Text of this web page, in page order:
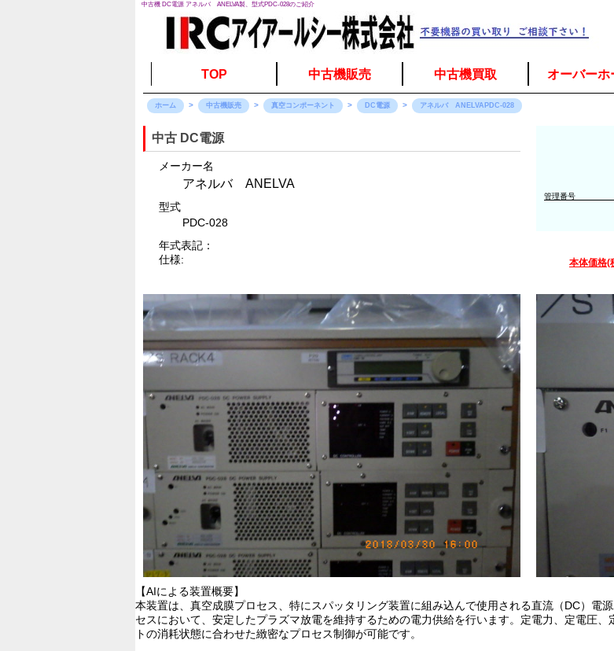
中古機 DC電源 アネルバ ANELVA製、型式PDC-028のご紹介
TOP 中古機販売 中古機買取 オーバーホ
ホーム 中古機販売 真空コンポーネント DC電源 アネルバ ANELVAPDC-028
管理番号
中古 DC電源
メーカー名
アネルバ ANELVA
型式
PDC-028
年式表記：
仕様:
本体価格(
【AIによる装置概要】
本装置は、真空成膜プロセス、特にスパッタリング装置に組み込んで使用される直流（DC）電
セスにおいて、安定したプラズマ放電を維持するための電力供給を行います。定電力、定電圧
トの消耗状態に合わせた緻密なプロセス制御が可能です。